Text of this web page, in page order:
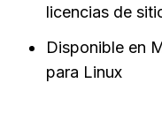
licencias de
Disponible en
para Linux